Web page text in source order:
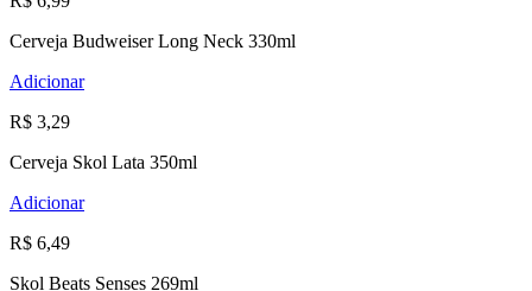
Cerveja Budweiser Long Neck 330ml
Adicionar
R$ 3,29
Cerveja Skol Lata 350ml
Adicionar
R$ 6,49
Skol Beats Senses 269ml